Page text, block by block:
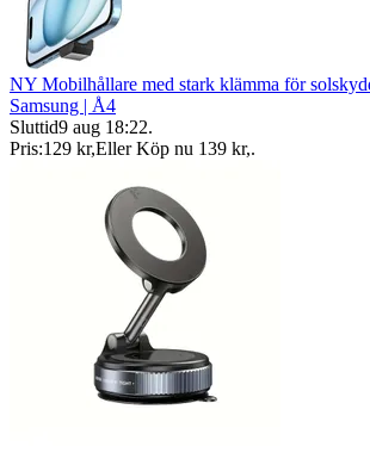
NY Mobilhållare med stark klämma för
Samsung | Å4
Sluttid9 aug 18:22.
Pris:129 kr,Eller Köp nu 139 kr,.